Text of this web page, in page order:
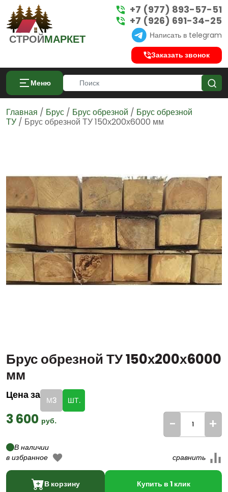
СТРОЙМАРКЕТ
+7 (977) 893-57-51
+7 (926) 691-34-25
Написать в telegram
Заказать звонок
Меню
Главная / Брус / Брус обрезной / Брус обрезной
ТУ / Брус обрезной ТУ 150х200х6000 мм
Брус обрезной ТУ 150х200х6000
мм
Цена за М3 ШТ.
3 600 руб. - +
В наличии
В корзину Купить в 1 клик